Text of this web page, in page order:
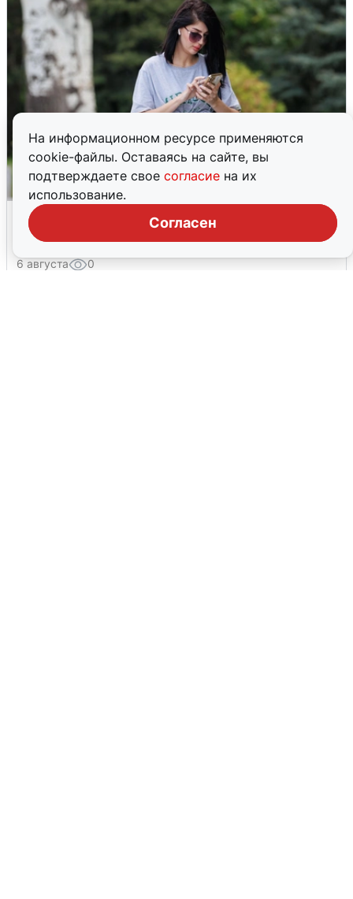
На информационном ресурсе применяются
cookie-файлы. Оставаясь на сайте, вы
подтверждаете свое согласие на их
использование.
Согласен
Волгоградцы остались без
мобильного интернета
6 августа 0